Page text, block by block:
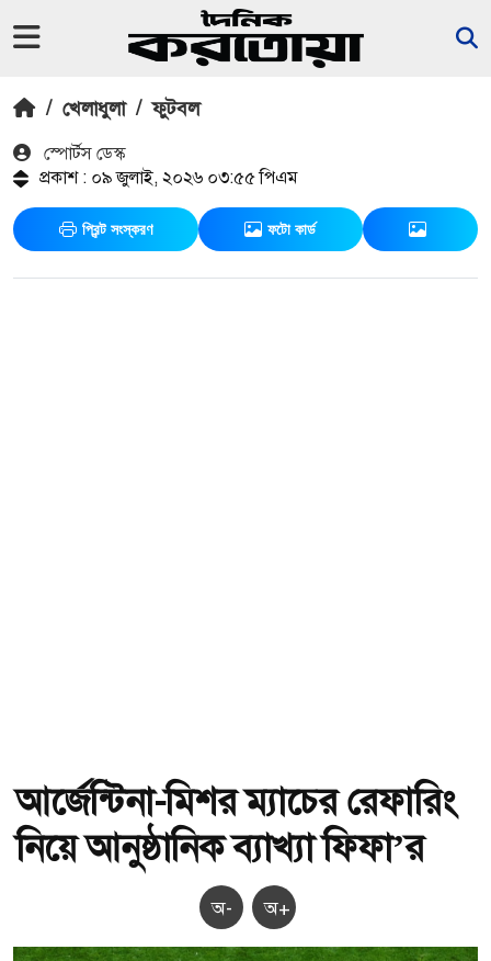
/ খেলাধুলা / ফুটবল
স্পোর্টস ডেস্ক
প্রকাশ : ০৯ জুলাই, ২০২৬ ০৩:৫৫ পিএম
প্রিন্ট সংস্করণ ফটো কার্ড
আর্জেন্টিনা-মিশর ম্যাচের রেফারিং
নিয়ে আনুষ্ঠানিক ব্যাখ্যা ফিফা’র
অ- অ+